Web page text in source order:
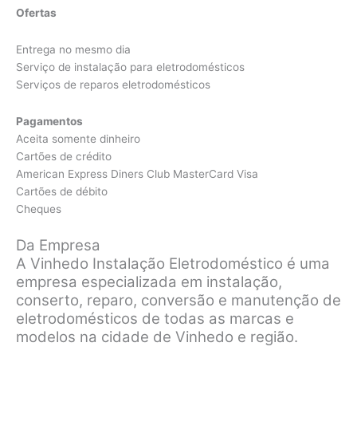
Ofertas
Entrega no mesmo dia
Serviço de instalação para eletrodomésticos
Serviços de reparos eletrodomésticos
Pagamentos
Aceita somente dinheiro
Cartões de crédito
American Express Diners Club MasterCard Visa
Cartões de débito
Cheques
Da Empresa
A Vinhedo Instalação Eletrodoméstico é uma
empresa especializada em instalação,
conserto, reparo, conversão e manutenção de
eletrodomésticos de todas as marcas e
modelos na cidade de Vinhedo e região.